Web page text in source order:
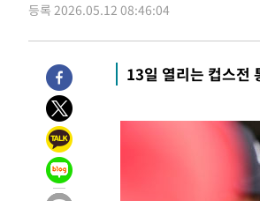
-3270초 전 >"여기 떨어졌다"…다누리, 스페
-315초 전 >손흥민, 5경기 연속골 실패
1시간 전 >
내일까지 39도 '펄펄'…기상청 "
-31461초 전 >
-30897초 전 >
[속보] 뉴욕증시, 혼조 출
-29690초 전 >
축구협회, 15년 전 심판 성
-28375초 전 >
경찰, '홍명보는 2순위' 결론
-13971초 전 >
[속보]합참 "北 발사체는 단
등록 2026.05.12 08:46:04
13일 열리는 컵스전